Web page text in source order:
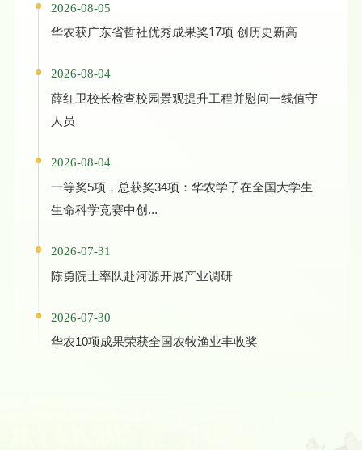
2026-08-05
华农获广东省哲社优秀成果奖17项 创历史新高
2026-08-04
薛红卫校长检查校园景观提升工程并慰问一线值守
人员
2026-08-04
一等奖5项，总获奖34项：华农学子在全国大学生
生命科学竞赛中创...
2026-07-31
陈勇院士率队赴河源开展产业调研
2026-07-30
华农10项成果荣获全国农牧渔业丰收奖